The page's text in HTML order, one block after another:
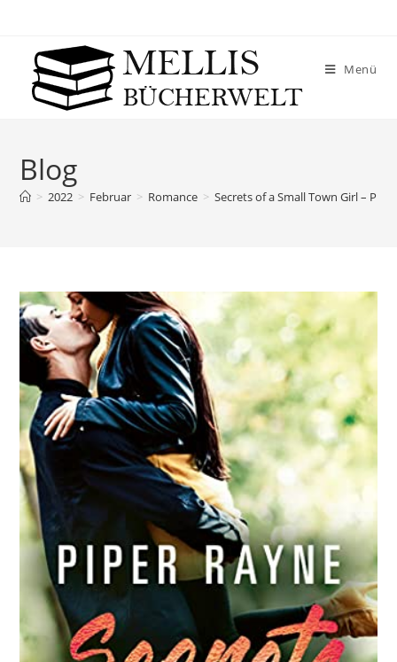
Menü
Blog
> 2022 > Februar > Romance > Secrets of a Small Town Girl –